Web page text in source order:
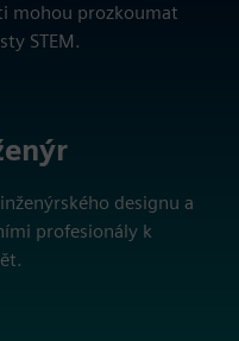
mohou prozkoumat
STEM.
designu a
profesionály k